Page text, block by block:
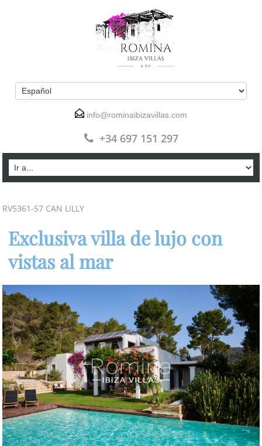
info@rominaibizavillas.com
+34 697 151 297
RV5361-57 CAN LILLY
Exclusiva villa de lujo con
vistas al mar